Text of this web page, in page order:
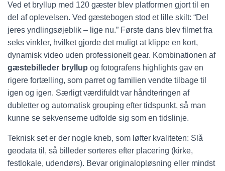
Ved et bryllup med 120 gæster blev platformen gjort til en
del af oplevelsen. Ved gæstebogen stod et lille skilt: “Del
jeres yndlingsøjeblik – lige nu.” Første dans blev filmet fra
seks vinkler, hvilket gjorde det muligt at klippe en kort,
dynamisk video uden professionelt gear. Kombinationen af
gæstebilleder bryllup og fotografens highlights gav en
rigere fortælling, som parret og familien vendte tilbage til
igen og igen. Særligt værdifuldt var håndteringen af
dubletter og automatisk grouping efter tidspunkt, så man
kunne se sekvenserne udfolde sig som en tidslinje.
Teknisk set er der nogle kneb, som løfter kvaliteten: Slå
geodata til, så billeder sorteres efter placering (kirke,
festlokale, udendørs). Bevar originalopløsning eller mindst